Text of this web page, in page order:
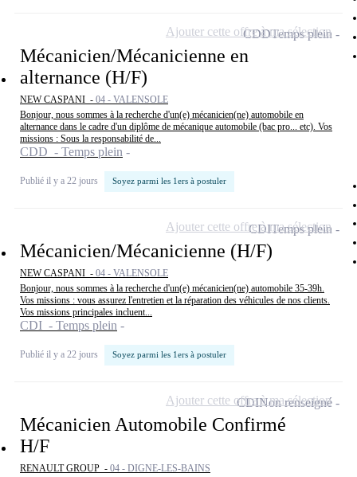
Mécanicien/Mécanicienne en
alternance (H/F)
NEW CASPANI - 04 - VALENSOLE
Bonjour, nous sommes à la recherche d'un(e) mécanicien(ne) automobile en
alternance dans le cadre d'un diplôme de mécanique automobile (bac pro... etc). Vos
missions : Sous la responsabilité de...
CDD - Temps plein
Publié il y a 22 jours Soyez parmi les 1ers à postuler
CDDTemps plein
Ajouter cette offre à ma sélection
Mécanicien/Mécanicienne (H/F)
NEW CASPANI - 04 - VALENSOLE
Bonjour, nous sommes à la recherche d'un(e) mécanicien(ne) automobile 35-39h.
Vos missions : vous assurez l'entretien et la réparation des véhicules de nos clients.
Vos missions principales incluent...
CDI - Temps plein
Publié il y a 22 jours Soyez parmi les 1ers à postuler
CDITemps plein
Ajouter cette offre à ma sélection
Mécanicien Automobile Confirmé
H/F
RENAULT GROUP - 04 - DIGNE-LES-BAINS
CDINon renseigné
Ajouter cette offre à ma sélection